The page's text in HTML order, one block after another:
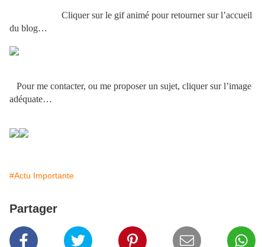
Cliquer sur le gif animé pour retourner sur l’accueil
du blog…
Pour me contacter, ou me proposer un sujet, cliquer sur l’image
adéquate…
#Actu Importante
Partager